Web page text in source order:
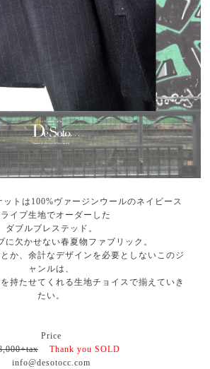
トは100%ヴァージンウールのネイビース
ライプ生地でオーダーした
ダブルブレステッド。
に欠かせない春夏物ファブリック。
か、余計なデザインを必要としないこのジ
ャンルは、
持たせてくれる生地チョイスで揃えていき
たい。
Price
Thank you SOLD
info@desotocc.com